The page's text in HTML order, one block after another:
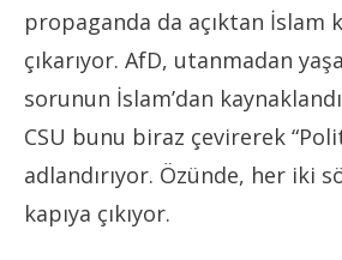
propaganda da açıktan İslam
çıkarıyor. AfD, utanmadan
sorunun İslam’dan
CSU bunu biraz çevirerek
adlandırıyor. Özünde, her iki
kapıya çıkıyor.